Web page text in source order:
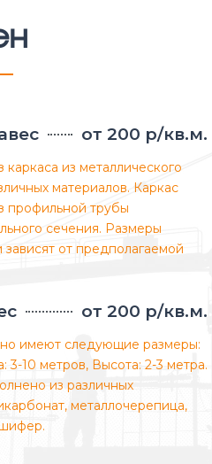
от 200 р/кв.м.
из металлического
материалов. Каркас
профильной трубы
сечения. Размеры
от предполагаемой
от 200 р/кв.м.
имеют следующие размеры:
10 метров, Высота: 2-3 метра.
из различных
металлочерепица,